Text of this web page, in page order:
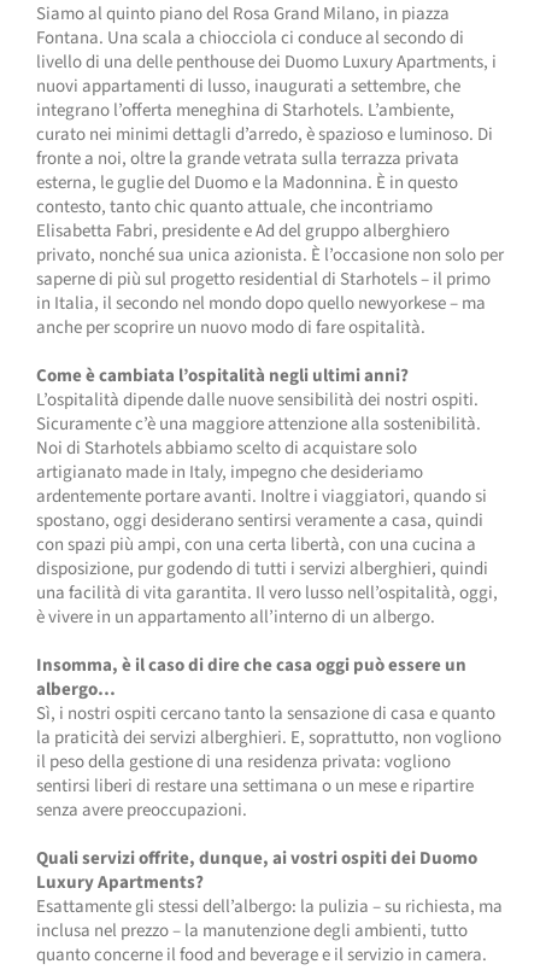
Siamo al quinto piano del Rosa Grand Milano, in piazza
Fontana. Una scala a chiocciola ci conduce al secondo di
livello di una delle penthouse dei Duomo Luxury Apartments, i
nuovi appartamenti di lusso, inaugurati a settembre, che
integrano l’offerta meneghina di Starhotels. L’ambiente,
curato nei minimi dettagli d’arredo, è spazioso e luminoso. Di
fronte a noi, oltre la grande vetrata sulla terrazza privata
esterna, le guglie del Duomo e la Madonnina. È in questo
contesto, tanto chic quanto attuale, che incontriamo
Elisabetta Fabri, presidente e Ad del gruppo alberghiero
privato, nonché sua unica azionista. È l’occasione non solo per
saperne di più sul progetto residential di Starhotels – il primo
in Italia, il secondo nel mondo dopo quello newyorkese – ma
anche per scoprire un nuovo modo di fare ospitalità.
Come è cambiata l’ospitalità negli ultimi anni?
L’ospitalità dipende dalle nuove sensibilità dei nostri ospiti.
Sicuramente c’è una maggiore attenzione alla sostenibilità.
Noi di Starhotels abbiamo scelto di acquistare solo
artigianato made in Italy, impegno che desideriamo
ardentemente portare avanti. Inoltre i viaggiatori, quando si
spostano, oggi desiderano sentirsi veramente a casa, quindi
con spazi più ampi, con una certa libertà, con una cucina a
disposizione, pur godendo di tutti i servizi alberghieri, quindi
una facilità di vita garantita. Il vero lusso nell’ospitalità, oggi,
è vivere in un appartamento all’interno di un albergo.
Insomma, è il caso di dire che casa oggi può essere un
albergo…
Sì, i nostri ospiti cercano tanto la sensazione di casa e quanto
la praticità dei servizi alberghieri. E, soprattutto, non vogliono
il peso della gestione di una residenza privata: vogliono
sentirsi liberi di restare una settimana o un mese e ripartire
senza avere preoccupazioni.
Quali servizi offrite, dunque, ai vostri ospiti dei Duomo
Luxury Apartments?
Esattamente gli stessi dell’albergo: la pulizia – su richiesta, ma
inclusa nel prezzo – la manutenzione degli ambienti, tutto
quanto concerne il food and beverage e il servizio in camera.